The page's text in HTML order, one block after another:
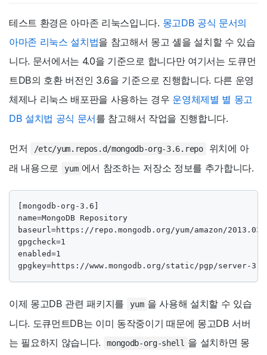
테스트 환경은 아마존 리눅스입니다. 몽고DB 공식 문서의
아마존 리눅스 설치법을 참고해서 몽고 셸을 설치할 수 있습
니다. 문서에서는 4.0을 기준으로 합니다만 여기서는 도큐먼
트DB의 호환 버전인 3.6을 기준으로 진행합니다. 다른 운영
체제나 리눅스 배포판을 사용하는 경우 운영체제별 별 몽고
DB 설치법 공식 문서를 참고해서 작업을 진행합니다.
먼저 /etc/yum.repos.d/mongodb-org-3.6.repo
위치에 아
래 내용으로
yum 에서 참조하는 저장소 정보를 추가합니다.
[mongodb-org-3.6]
name=MongoDB Repository
baseurl=https://repo.mongodb.org/yum/amazon/
gpgcheck=1
enabled=1
gpgkey=https://www.mongodb.org/static/pgp/server-
이제 몽고DB 관련 패키지를 yum 을 사용해 설치할 수 있습
니다. 도큐먼트DB는 이미 동작중이기 때문에 몽고DB 서버
는 필요하지 않습니다.
mongodb-org-shell 을 설치하면 몽